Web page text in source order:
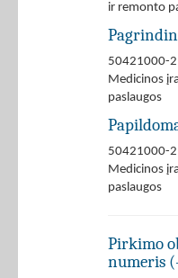
ir remonto
50421000-2
Medicinos
paslaugos
50421000-2
Medicinos
paslaugos
Pirkimo
numeris